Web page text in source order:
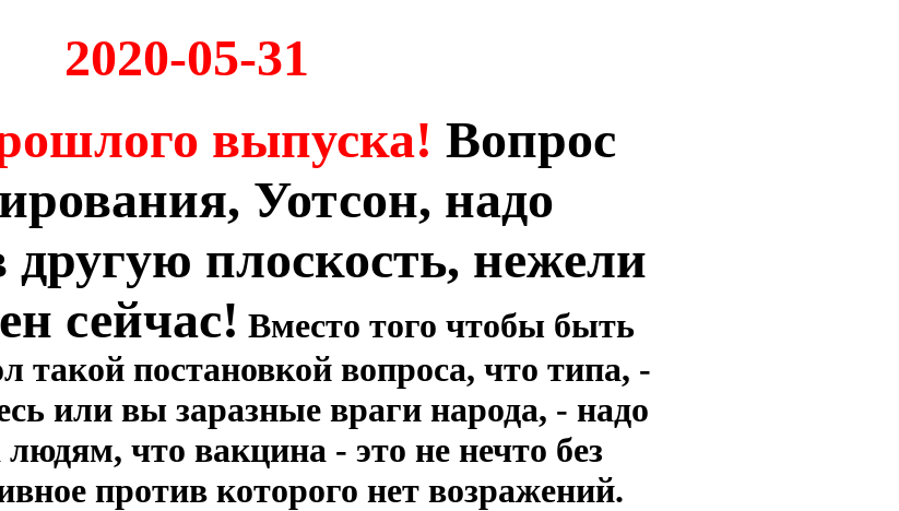
2020-05-31
выпуска! Вопрос
Уотсон, надо
другую плоскость, нежели
сейчас! Вместо того чтобы быть
такой постановкой вопроса, что типа, -
или вы заразные враги народа, - надо
что вакцина - это не нечто без
против которого нет возражений.